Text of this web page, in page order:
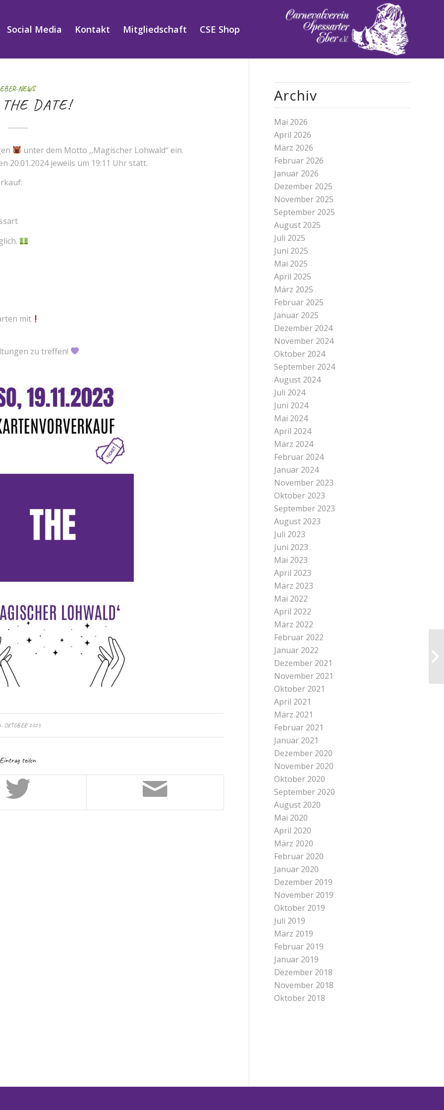
Social Media Kontakt Mitgliedschaft CSE Shop
EBER-NEWS
DATE!
unter dem Motto ,,Magischer Lohwald‘‘ ein.
20.01.2024 jeweils um 19:11 Uhr statt.
mit
zu treffen!
OKTOBER 2023
Eintrag teilen
Archiv
Mai 2026
April 2026
März 2026
Februar 2026
Januar 2026
Dezember 2025
November 2025
September 2025
August 2025
Juli 2025
Juni 2025
Mai 2025
April 2025
März 2025
Februar 2025
Januar 2025
Dezember 2024
November 2024
Oktober 2024
September 2024
August 2024
Juli 2024
Juni 2024
Mai 2024
April 2024
März 2024
Februar 2024
Januar 2024
November 2023
Oktober 2023
September 2023
August 2023
Juli 2023
Juni 2023
Mai 2023
April 2023
März 2023
Mai 2022
April 2022
März 2022
Februar 2022
Januar 2022
Dezember 2021
November 2021
Oktober 2021
April 2021
März 2021
Februar 2021
Januar 2021
Dezember 2020
November 2020
Oktober 2020
September 2020
August 2020
Mai 2020
April 2020
März 2020
Februar 2020
Januar 2020
Dezember 2019
November 2019
Oktober 2019
Juli 2019
März 2019
Februar 2019
Januar 2019
Dezember 2018
November 2018
Oktober 2018